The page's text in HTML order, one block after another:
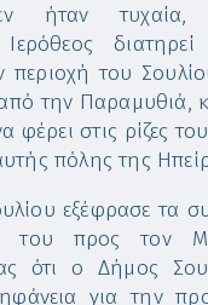
ήταν
διατηρεί
περιοχή του
την Παραμυθιά,
φέρει στις ρίζες
πόλης της
εξέφρασε τα
του προς τον
ότι ο Δήμος
για την